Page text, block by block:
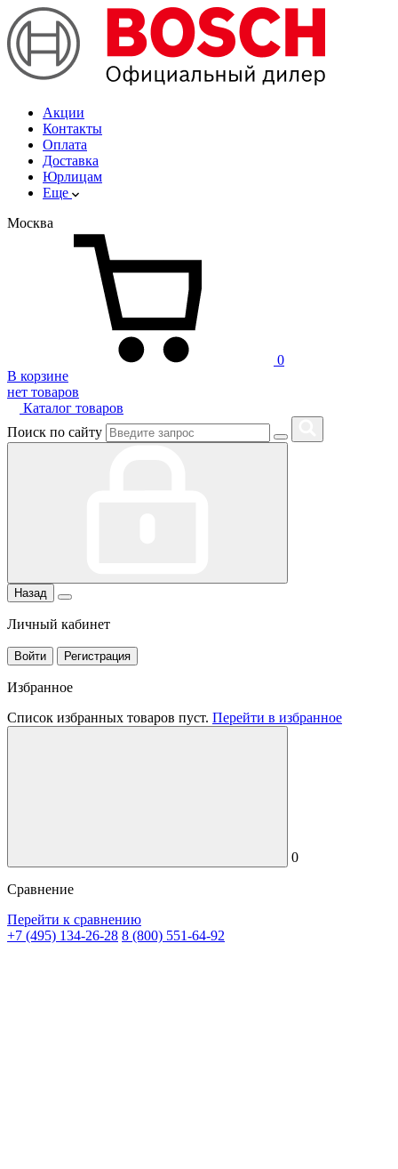
Акции
Контакты
Оплата
Доставка
Юрлицам
Еще
Москва
0
В корзине
нет товаров
Каталог товаров
Поиск по сайту
Назад
Личный кабинет
Войти Регистрация
Избранное
Список избранных товаров пуст. Перейти в избранное
0
Сравнение
Перейти к сравнению
+7 (495) 134-26-28 8 (800) 551-64-92